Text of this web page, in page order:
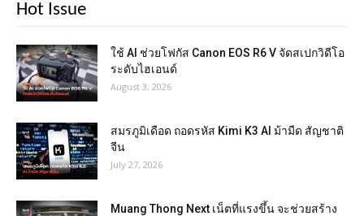
Hot Issue
ใช้ AI ช่วยโฟกัส Canon EOS R6 V จัดสเปกวิดีโอ
ระดับไฮเอนด์
August 3, 2026
สมรภูมิเดือด ถอดรหัส Kimi K3 AI ม้ามืด สัญชาติ
จีน
July 27, 2026
Muang Thong Next เน็ตที่แรงขึ้น จะช่วยสร้าง